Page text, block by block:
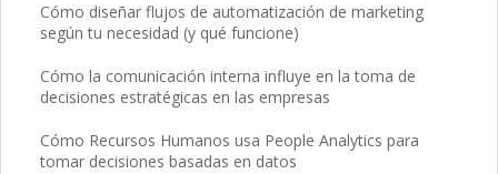
Cómo diseñar flujos de automatización de marketing
según tu necesidad (y qué funcione)
Cómo la comunicación interna influye en la toma de
decisiones estratégicas en las empresas
Cómo Recursos Humanos usa People Analytics para
tomar decisiones basadas en datos